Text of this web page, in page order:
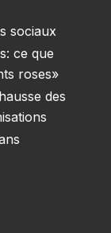
sociaux
ce que
roses»
des